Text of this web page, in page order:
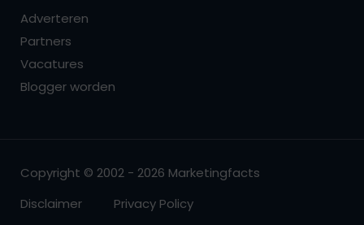
Adverteren
Partners
Vacatures
Blogger worden
Copyright © 2002 - 2026 Marketingfacts
Disclaimer
Privacy Policy